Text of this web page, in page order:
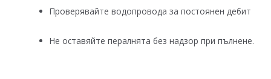
Проверявайте водопровода за постоянен дебит
Не оставяйте пералнята без надзор при пълнене.